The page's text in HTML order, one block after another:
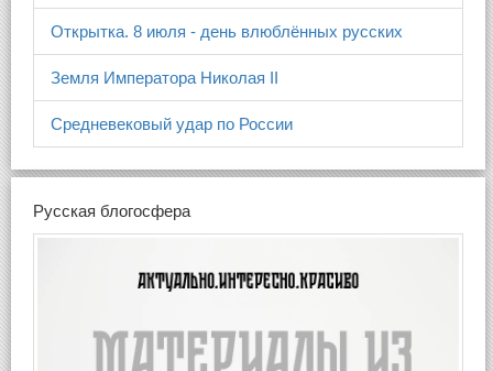
Открытка. 8 июля - день влюблённых русских
Земля Императора Николая II
Средневековый удар по России
Русская блогосфера